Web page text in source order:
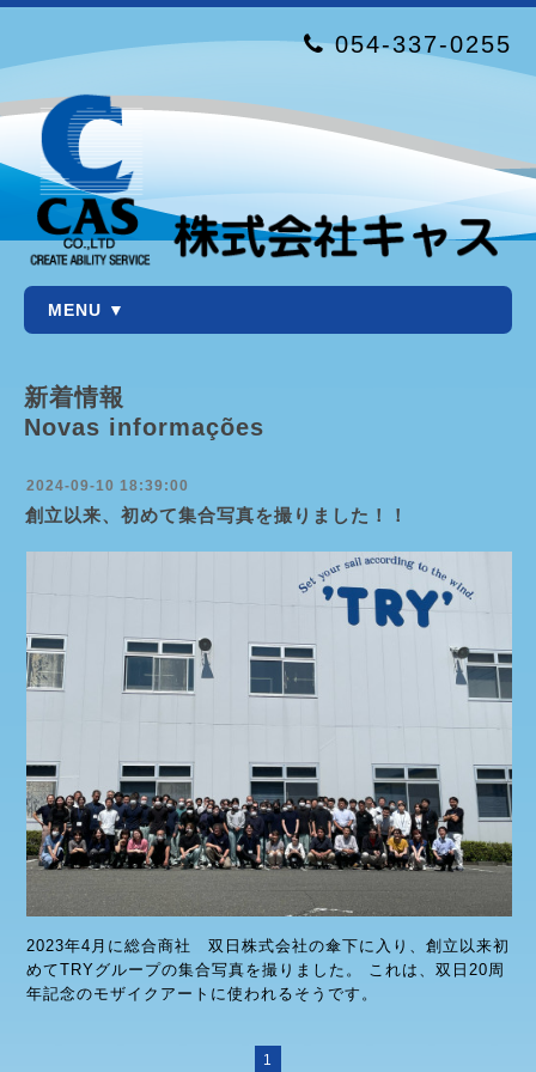
054-337-0255
MENU ▼
新着情報
Novas informações
2024-09-10 18:39:00
創立以来、初めて集合写真を撮りました！！
2023年4月に総合商社 双日株式会社の傘下に入り、創立以来初
めてTRYグループの集合写真を撮りました。 これは、双日20周
年記念のモザイクアートに使われるそうです。
1